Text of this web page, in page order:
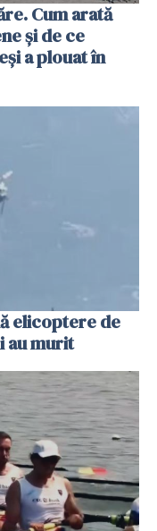
Cum arată
și de ce
a plouat în
elicoptere de
au murit